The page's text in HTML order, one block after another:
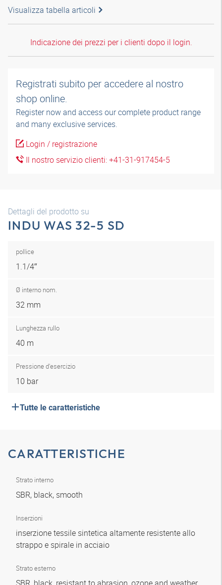
Visualizza tabella articoli
Indicazione dei prezzi per i clienti dopo il login.
Registrati subito per accedere al nostro
shop online.
Register now and access our complete product range
and many exclusive services.
Login / registrazione
Il nostro servizio clienti: +41-31-917454-5
Dettagli del prodotto su
INDU WAS 32-5 SD
pollice
1.1/4″
Ø interno nom.
32 mm
Lunghezza rullo
40 m
Pressione d'esercizio
10 bar
Tutte le caratteristiche
CARATTERISTICHE
Strato interno
SBR, black, smooth
Inserzioni
inserzione tessile sintetica altamente resistente allo
strappo e spirale in acciaio
Strato esterno